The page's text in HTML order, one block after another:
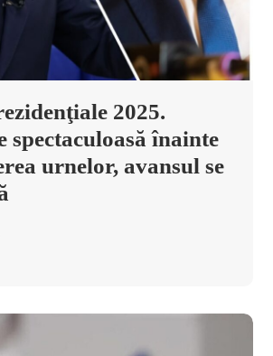
2025.
spectaculoasă înainte
urnelor, avansul se